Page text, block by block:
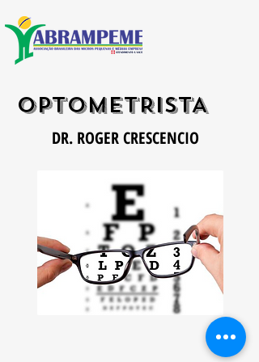
OPTOMETRISTA
DR. ROGER CRESCENCIO